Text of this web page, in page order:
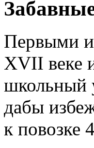
Первыми
XVII веке
школьный
дабы
к повозке